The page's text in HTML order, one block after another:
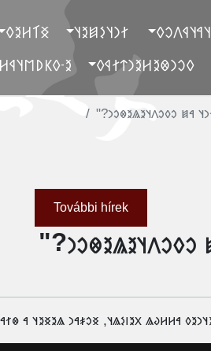
‮ 𐲐𐲙𐲦𐲋𐲯𐲉𐲦
‮𐲏𐲑𐲢𐲉𐲓
‮𐲓𐲛𐲙𐲌𐲉𐲢𐲉𐲙𐲄𐲐𐲁𐲓
𐲓𐲞𐲚𐲮𐲦𐲁𐲢
‮"𐲋𐳢𐳇𐳉𐳓𐳉𐳤𐳉𐳂𐳂 𐳮𐳀𐳎𐳛𐳓,
További hírek
‮"𐲋𐳢𐳇𐳉𐳓𐳉𐳤𐳉𐳂𐳂
𐳀𐳢𐳢𐳜𐳖 𐳂𐳉𐳥𐳋𐳖𐳦, 𐳏𐳛𐳎𐳀𐳙 𐳖𐳉𐳏𐳉𐳦 𐳀